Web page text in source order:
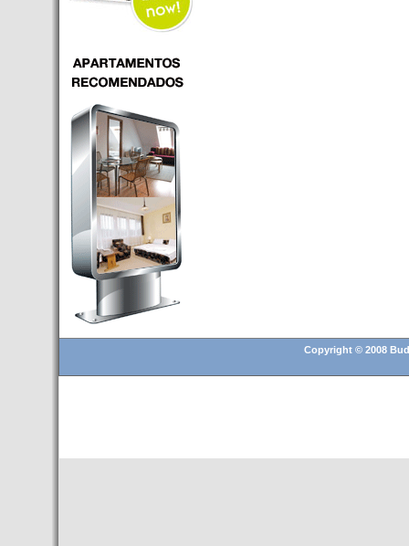
ciudades de moda en 2018
- Inaugurado en BUDAPEST el
puede ser controlado por
Smarthfones de sus clientes
- HOTEL Moments Budapest,
éste sí es un ‘gran hotel
Budapest’.
- Hoteles en BUDAPEST:
Resultados octubre de 2016,
subida del 15% ocupación y
del 25,6% en el RevPar
- Nuevo Hotel en Budapest
bajo la marca Exe Hotusa
- Transfer Aeropuerto de
BUDAPEST
Copyright © 2008